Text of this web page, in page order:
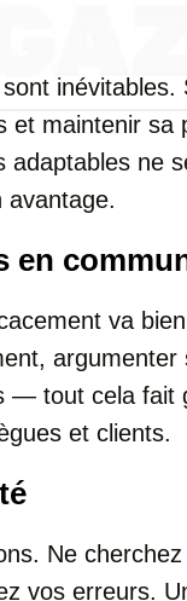
et maintenir
adaptables ne
avantage.
en
va
— tout cela fait
et clients.
Ne
vos erreurs.